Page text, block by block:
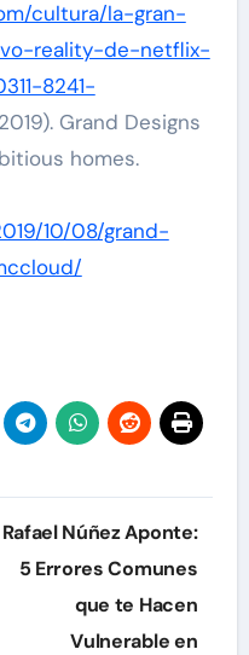
cultura/la-gran-
reality-de-netflix-
8241-
Grand Designs
homes.
10/08/grand-
Rafael Núñez Aponte:
5 Errores Comunes
que te Hacen
Vulnerable en